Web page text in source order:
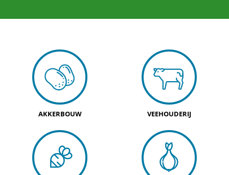
AKKERBOUW VEEHOUDERIJ